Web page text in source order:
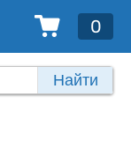
0
Найти